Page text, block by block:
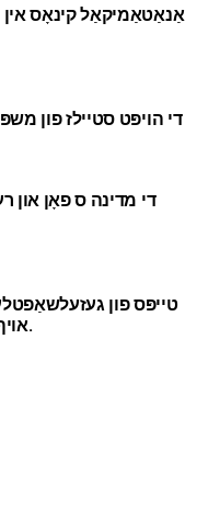
אַנאַטאַמיקאַל קינאָס אין
די הויפּט סטיילז פון
טייפּס פון
אויף די וועג צו שליימעס.